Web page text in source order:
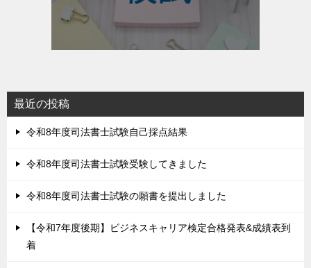
最近の投稿
令和8年度司法書士試験自己採点結果
令和8年度司法書士試験受験してきました
令和8年度司法書士試験の願書を提出しました
【令和7年度後期】ビジネスキャリア検定合格発表&成績表到
着